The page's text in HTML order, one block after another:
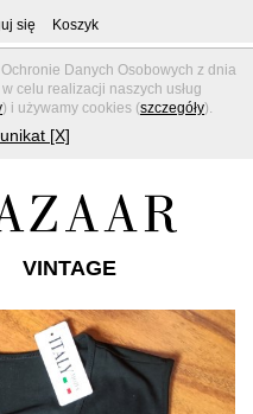
Danych Osobowych z dnia
celu realizacji naszych usług
) i używamy cookies (szczegóły).
[X]
się Koszyk
VINTAGE